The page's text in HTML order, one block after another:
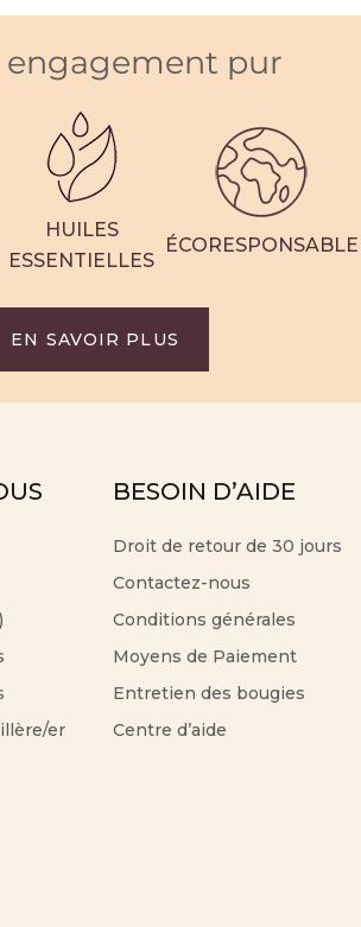
engagement pur
HUILES
ESSENTIELLES
ÉCORESPONSABLE
EN SAVOIR PLUS
er
BESOIN D’AIDE
Droit de retour de 30 jours
Contactez-nous
Conditions générales
Moyens de Paiement
Entretien des bougies
Centre d’aide